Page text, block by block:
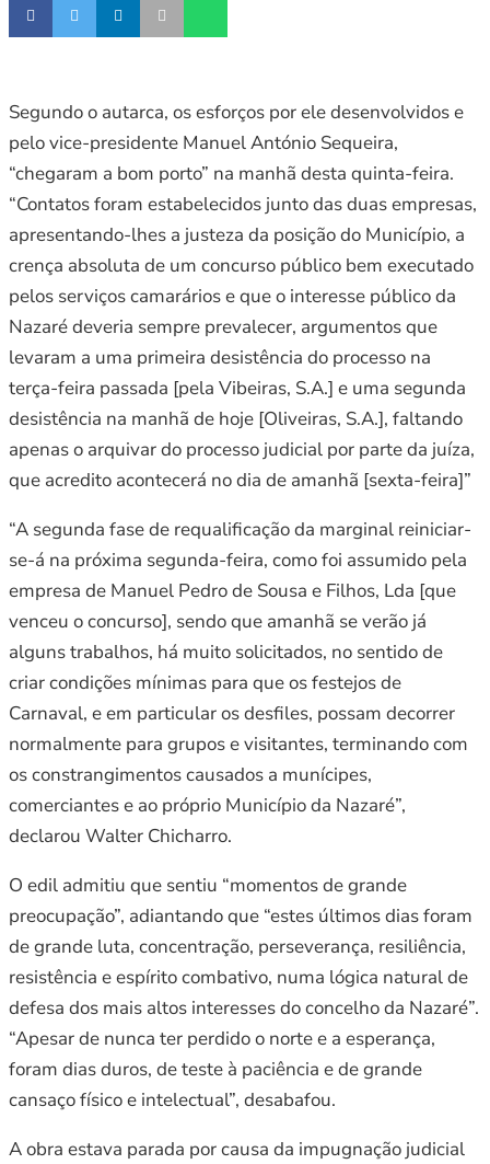
Segundo o autarca, os esforços por ele desenvolvidos e
pelo vice-presidente Manuel António Sequeira,
“chegaram a bom porto” na manhã desta quinta-feira.
“Contatos foram estabelecidos junto das duas empresas,
apresentando-lhes a justeza da posição do Município, a
crença absoluta de um concurso público bem executado
pelos serviços camarários e que o interesse público da
Nazaré deveria sempre prevalecer, argumentos que
levaram a uma primeira desistência do processo na
terça-feira passada [pela Vibeiras, S.A.] e uma segunda
desistência na manhã de hoje [Oliveiras, S.A.], faltando
apenas o arquivar do processo judicial por parte da juíza,
que acredito acontecerá no dia de amanhã [sexta-feira]”
“A segunda fase de requalificação da marginal reiniciar-
se-á na próxima segunda-feira, como foi assumido pela
empresa de Manuel Pedro de Sousa e Filhos, Lda [que
venceu o concurso], sendo que amanhã se verão já
alguns trabalhos, há muito solicitados, no sentido de
criar condições mínimas para que os festejos de
Carnaval, e em particular os desfiles, possam decorrer
normalmente para grupos e visitantes, terminando com
os constrangimentos causados a munícipes,
comerciantes e ao próprio Município da Nazaré”,
declarou Walter Chicharro.
O edil admitiu que sentiu “momentos de grande
preocupação”, adiantando que “estes últimos dias foram
de grande luta, concentração, perseverança, resiliência,
resistência e espírito combativo, numa lógica natural de
defesa dos mais altos interesses do concelho da Nazaré”.
“Apesar de nunca ter perdido o norte e a esperança,
foram dias duros, de teste à paciência e de grande
cansaço físico e intelectual”, desabafou.
A obra estava parada por causa da impugnação judicial